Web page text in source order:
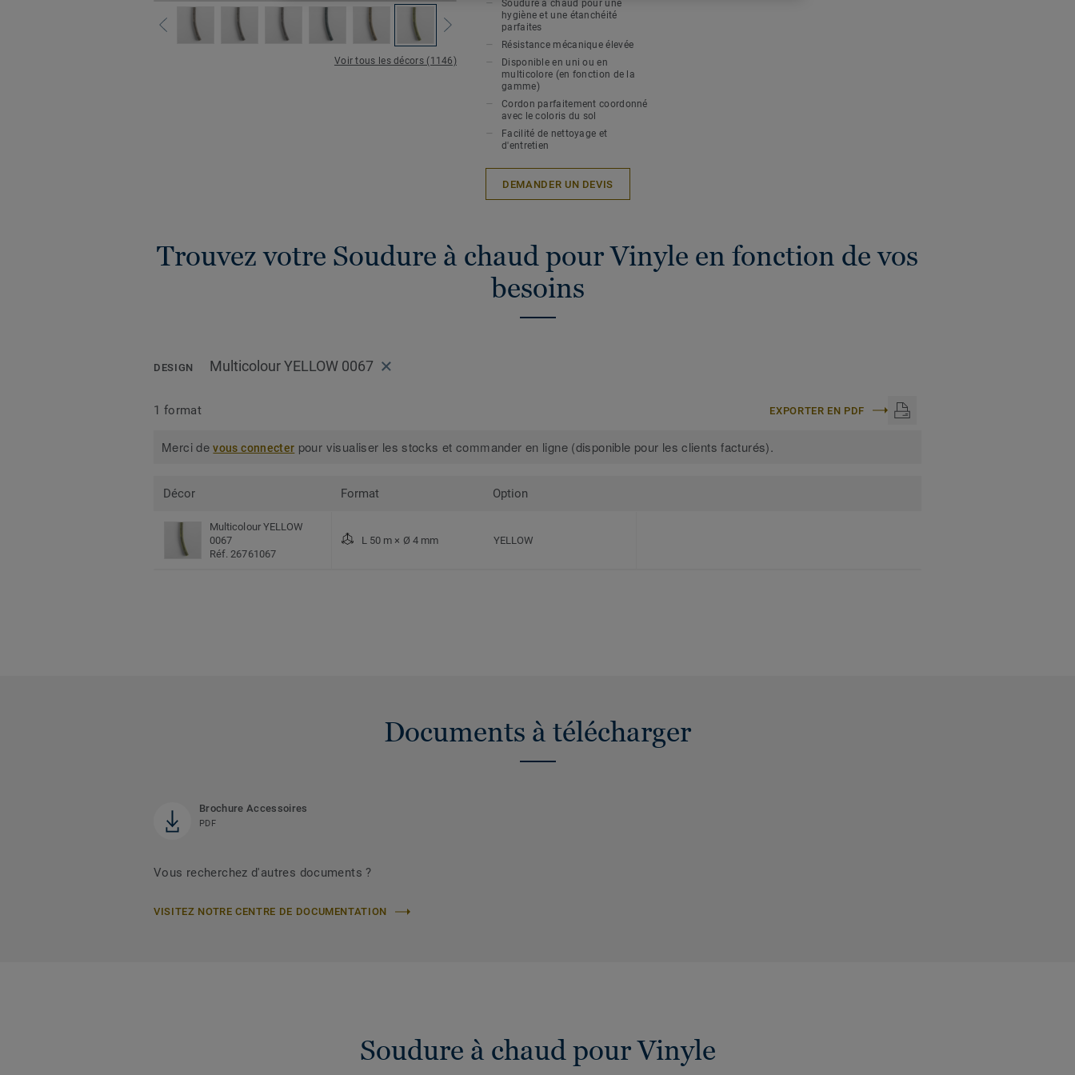
Voir tous les décors (1146)
Soudure à chaud pour une
hygiène et une étanchéité
parfaites
Résistance mécanique élevée
Disponible en uni ou en
multicolore (en fonction de la
gamme)
Cordon parfaitement coordonné
avec le coloris du sol
Facilité de nettoyage et
d'entretien
DEMANDER UN DEVIS
Trouvez votre Soudure à chaud pour Vinyle en fonction de vos
besoins
DESIGN Multicolour YELLOW 0067
1 format EXPORTER EN PDF
Merci devous connecter pour visualiser les stocks et commander en ligne (disponible pour les clients facturés).
Décor Format Option
Multicolour YELLOW
0067
Réf. 26761067
L 50 m × Ø 4 mm YELLOW
Documents à télécharger
Brochure Accessoires
PDF
Vous recherchez d'autres documents ?
VISITEZ NOTRE CENTRE DE DOCUMENTATION
Soudure à chaud pour Vinyle